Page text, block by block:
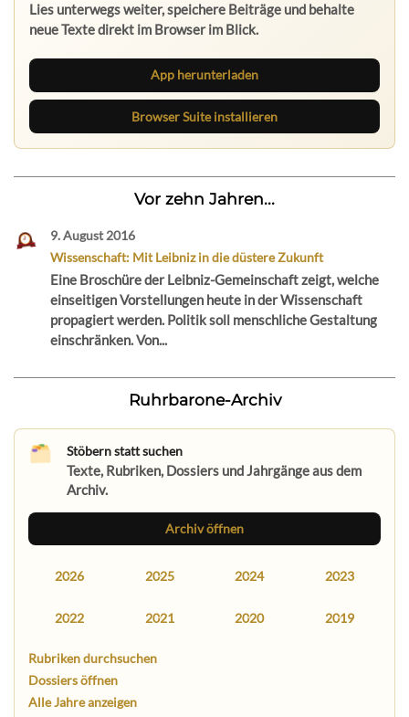
Lies unterwegs weiter, speichere Beiträge und behalte
neue Texte direkt im Browser im Blick.
App herunterladen
Browser Suite installieren
Vor zehn Jahren...
9. August 2016
Wissenschaft: Mit Leibniz in die düstere Zukunft
Eine Broschüre der Leibniz-Gemeinschaft zeigt, welche
einseitigen Vorstellungen heute in der Wissenschaft
propagiert werden. Politik soll menschliche Gestaltung
einschränken. Von...
Ruhrbarone-Archiv
Stöbern statt suchen
Texte, Rubriken, Dossiers und Jahrgänge aus dem
Archiv.
Archiv öffnen
2026 2025 2024 2023
2022 2021 2020 2019
Rubriken durchsuchen
Dossiers öffnen
Alle Jahre anzeigen